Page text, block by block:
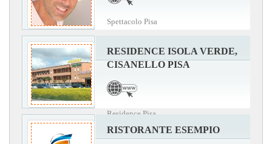
Spettacolo Pisa
RESIDENCE ISOLA VERDE,
CISANELLO PISA
Residence Pisa
RISTORANTE ESEMPIO